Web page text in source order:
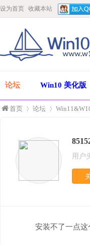
设为首页 收藏本站
论坛 Win10 美化版
首页
»
论坛
用户
安装不了一点